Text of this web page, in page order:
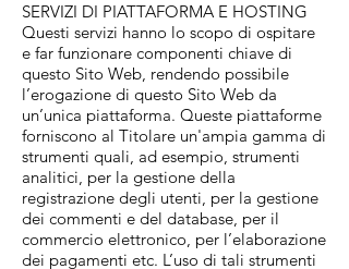
SERVIZI DI PIATTAFORMA E HOSTING
Questi servizi hanno lo scopo di ospitare
e far funzionare componenti chiave di
questo Sito Web, rendendo possibile
l’erogazione di questo Sito Web da
un’unica piattaforma. Queste piattaforme
forniscono al Titolare un'ampia gamma di
strumenti quali, ad esempio, strumenti
analitici, per la gestione della
registrazione degli utenti, per la gestione
dei commenti e del database, per il
commercio elettronico, per l’elaborazione
dei pagamenti etc. L’uso di tali strumenti